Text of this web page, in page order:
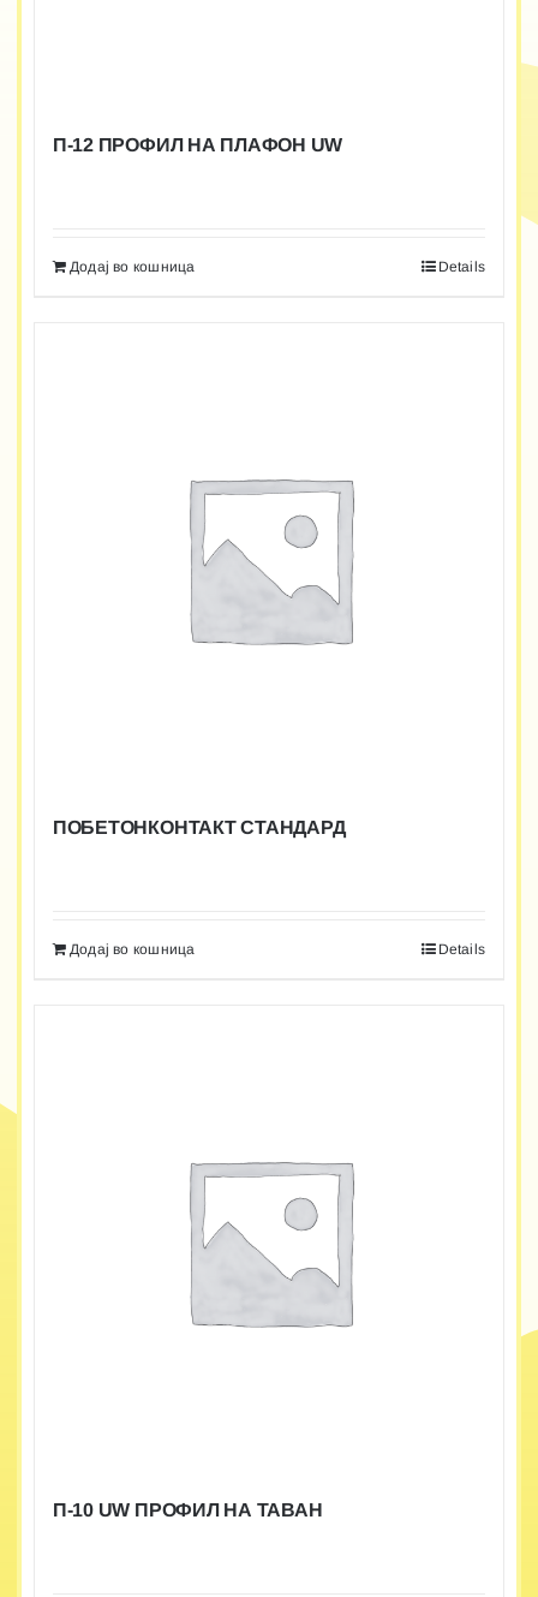
П-12 ПРОФИЛ НА ПЛАФОН UW
Додај во кошница Details
ПОБЕТОНКОНТАКТ СТАНДАРД
Додај во кошница Details
П-10 UW ПРОФИЛ НА ТАВАН